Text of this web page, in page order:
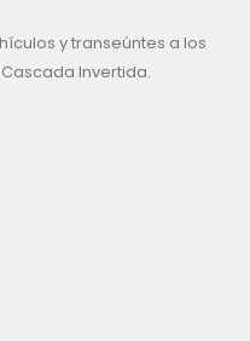
y transeúntes a los
Invertida.